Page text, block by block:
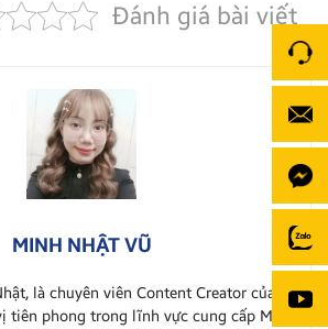
Đánh giá bài viết
MINH NHẬT VŨ
là chuyên viên Content Creator của
tiên phong trong lĩnh vực cung cấp Màn